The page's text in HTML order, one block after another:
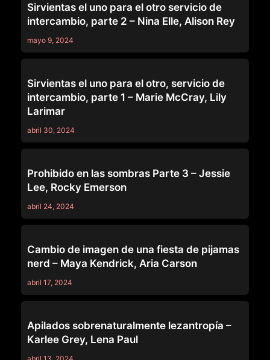
Sirvientas el uno para el otro servicio de
intercambio, parte 2 – Nina Elle, Alison Rey
mayo 9, 2024
Sirvientas el uno para el otro, servicio de
intercambio, parte 1 – Marie McCray, Lily
Larimar
abril 30, 2024
Prohibido en las sombras Parte 3 – Jessie
Lee, Rocky Emerson
abril 24, 2024
Cambio de imagen de una fiesta de pijamas
nerd – Maya Kendrick, Aria Carson
abril 17, 2024
Apilados sobrenaturalmente lezantropía –
Karlee Grey, Lena Paul